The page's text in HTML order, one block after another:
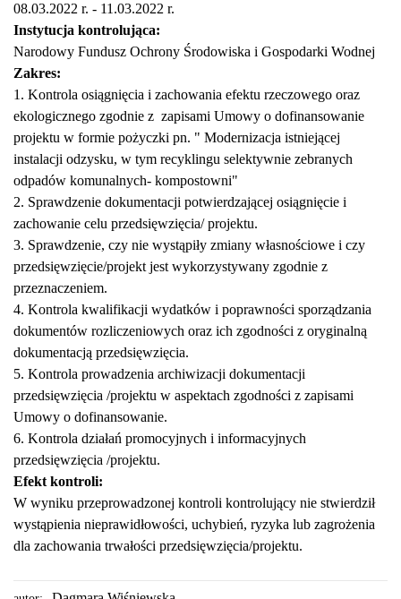
08.03.2022 r. - 11.03.2022 r.
Instytucja kontrolująca:
Narodowy Fundusz Ochrony Środowiska i Gospodarki Wodnej
Zakres:
1. Kontrola osiągnięcia i zachowania efektu rzeczowego oraz
ekologicznego zgodnie z zapisami Umowy o dofinansowanie
projektu w formie pożyczki pn. " Modernizacja istniejącej
instalacji odzysku, w tym recyklingu selektywnie zebranych
odpadów komunalnych- kompostowni"
2. Sprawdzenie dokumentacji potwierdzającej osiągnięcie i
zachowanie celu przedsięwzięcia/ projektu.
3. Sprawdzenie, czy nie wystąpiły zmiany własnościowe i czy
przedsięwzięcie/projekt jest wykorzystywany zgodnie z
przeznaczeniem.
4. Kontrola kwalifikacji wydatków i poprawności sporządzania
dokumentów rozliczeniowych oraz ich zgodności z oryginalną
dokumentacją przedsięwzięcia.
5. Kontrola prowadzenia archiwizacji dokumentacji
przedsięwzięcia /projektu w aspektach zgodności z zapisami
Umowy o dofinansowanie.
6. Kontrola działań promocyjnych i informacyjnych
przedsięwzięcia /projektu.
Efekt kontroli:
W wyniku przeprowadzonej kontroli kontrolujący nie stwierdził
wystąpienia nieprawidłowości, uchybień, ryzyka lub zagrożenia
dla zachowania trwałości przedsięwzięcia/projektu.